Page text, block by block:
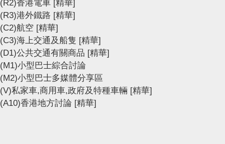
(R2)香港電車 [精華]
(R3)港外鐵路 [精華]
(C2)航空 [精華]
(C3)海上交通及船隻 [精華]
(D1)公共交通有關商品 [精華]
(M1)小型巴士綜合討論
(M2)小型巴士多媒體分享區
(V)私家車,商用車,政府及特種車輛 [精華]
(A10)香港地方討論 [精華]